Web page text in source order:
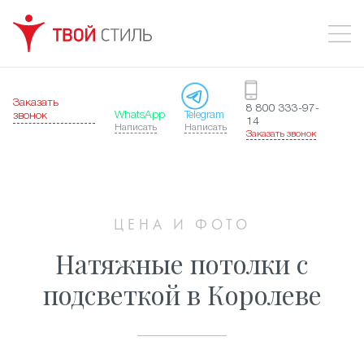
Заказать
звонок
WhatsApp
Написать
Telegram
Написать
8 800 333-97-
14
Заказать звонок
ЦЕНА И ФОТО
Натяжные потолки с
подсветкой в Королеве